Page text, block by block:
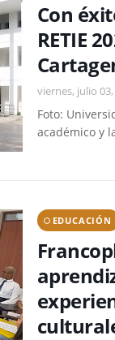
Con
RETIE
viernes, julio 03,
Foto:
académico y
EDUCACIÓN